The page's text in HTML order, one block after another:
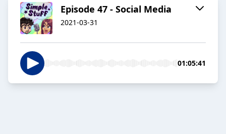
Episode 47 - Social Media
2021-03-31
01:05:41